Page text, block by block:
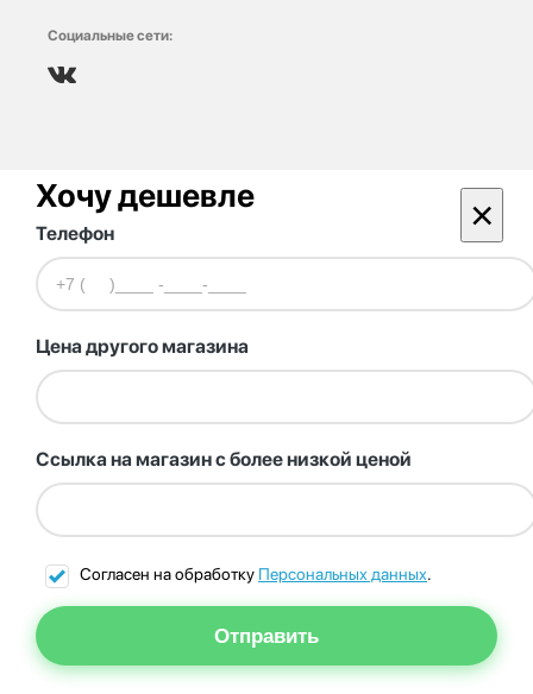
Социальные сети:
Хочу дешевле ×
Телефон
Цена другого магазина
Ссылка на магазин с более низкой ценой
Согласен на обработку Персональных данных.
Отправить